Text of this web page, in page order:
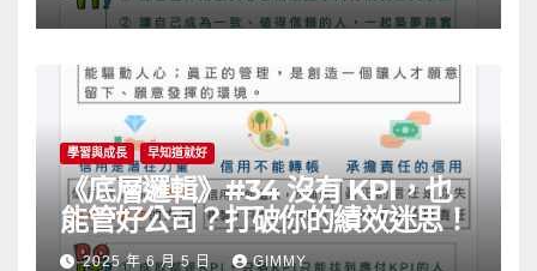
學習與成長 早知道就好
《底層邏輯》#34 沒有 KPI，也
能管好公司？打破你的績效迷思！
2025 年 6 月 5 日 GIMMY